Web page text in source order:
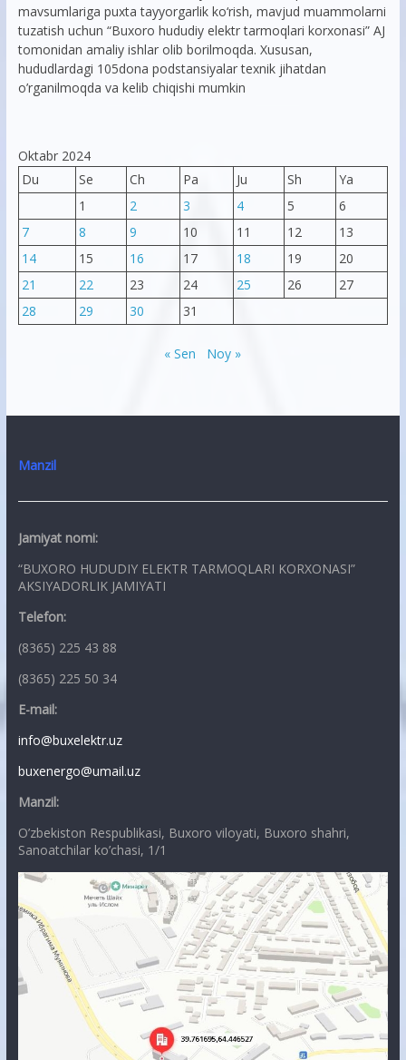
mavsumlariga puxta tayyorgarlik ko‘rish, mavjud muammolarni
tuzatish uchun “Buxoro hududiy elektr tarmoqlari korxonasi” AJ
tomonidan amaliy ishlar olib borilmoqda. Xususan,
hududlardagi 105dona podstansiyalar texnik jihatdan
o’rganilmoqda va kelib chiqishi mumkin
Oktabr 2024
Du
Se Ch Pa Ju Sh
Ya
1
2 3 4 5
6
7
8 9 10 11 12
13
14
15 16 17 18 19
20
21
22 23 24 25 26
27
28
29 30 31
« Sen Noy »
Manzil
Jamiyat nomi:
“BUXORO HUDUDIY ELEKTR TARMOQLARI KORXONASI”
AKSIYADORLIK JAMIYATI
Telefon:
(8365) 225 43 88
(8365) 225 50 34
E-mail:
info@buxelektr.uz
buxenergo@umail.uz
Manzil:
O’zbekiston Respublikasi, Buxoro viloyati, Buxoro shahri,
Sanoatchilar ko’chasi, 1/1